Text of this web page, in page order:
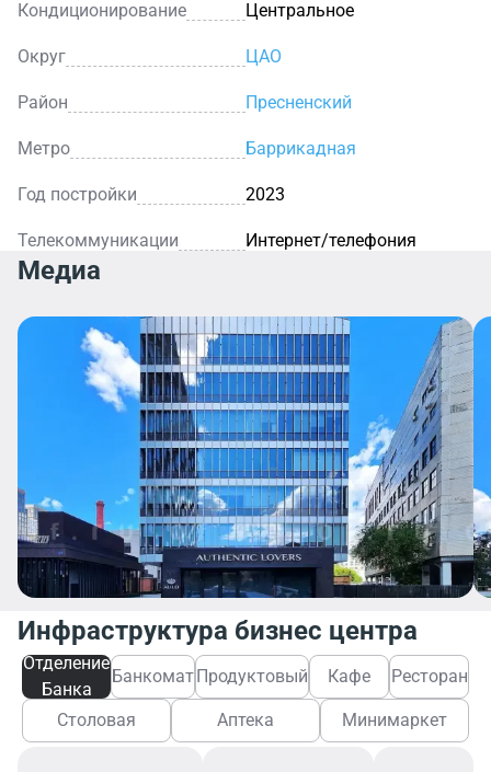
Кондиционирование Центральное
Округ ЦАО
Район Пресненский
Метро Баррикадная
Год постройки 2023
Телекоммуникации Интернет/телефония
Медиа
Инфраструктура бизнес центра
Отделение
Банка
БанкоматПродуктовый Кафе Ресторан
Столовая Аптека Минимаркет